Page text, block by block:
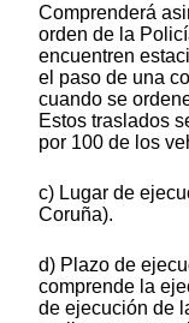
Comprenderá
orden de la
encuentren
el paso de una
cuando se
Estos traslados
por 100 de los
c) Lugar de
Coruña).
d) Plazo de
comprende la
de ejecución de